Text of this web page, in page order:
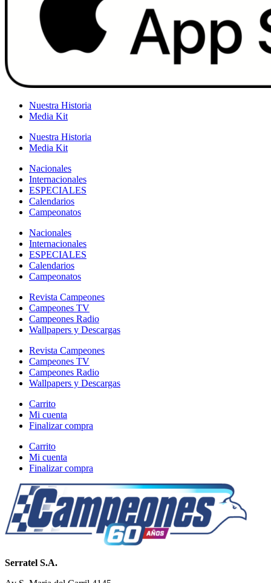
Nuestra Historia
Media Kit
Nuestra Historia
Media Kit
Nacionales
Internacionales
ESPECIALES
Calendarios
Campeonatos
Nacionales
Internacionales
ESPECIALES
Calendarios
Campeonatos
Revista Campeones
Campeones TV
Campeones Radio
Wallpapers y Descargas
Revista Campeones
Campeones TV
Campeones Radio
Wallpapers y Descargas
Carrito
Mi cuenta
Finalizar compra
Carrito
Mi cuenta
Finalizar compra
Serratel S.A.